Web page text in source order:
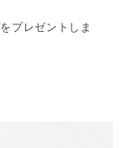
プレゼントしま